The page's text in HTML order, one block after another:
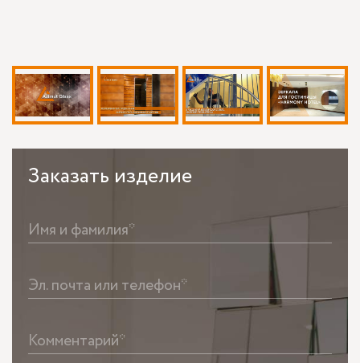
Заказать изделие
Имя и фамилия*
Эл. почта или телефон*
Комментарий*